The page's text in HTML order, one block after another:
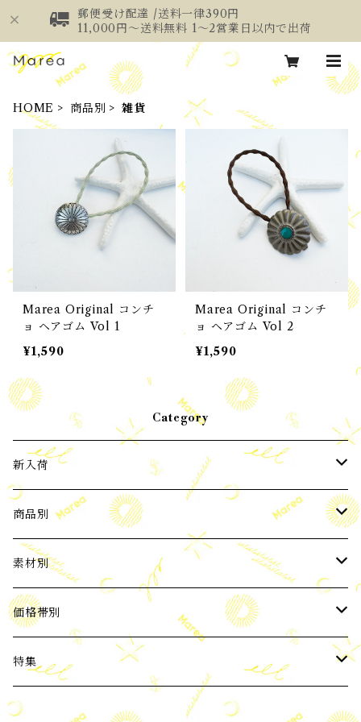
郵便受け配達 /送料一律390円
11,000円～送料無料 1～2営業日以内で出荷
HOME 商品別 雑貨
Marea Original コンチ
ョ ヘアゴム Vol 1
¥1,590
Marea Original コンチ
ョ ヘアゴム Vol 2
¥1,590
Category
新入荷
2024年3月新入荷
2024年4月新入荷
2024年5月新入荷
2024年6月新入荷
2024年7月新入荷
商品別
ピアス
イヤーカフ
ネックレス
ブレスレット
素材別
パール
バロックパール
天然石
ブルー系 天然石
Silver925
価格帯別
3,000円以下
3,001～6,000円
特集
ビーチコレクション